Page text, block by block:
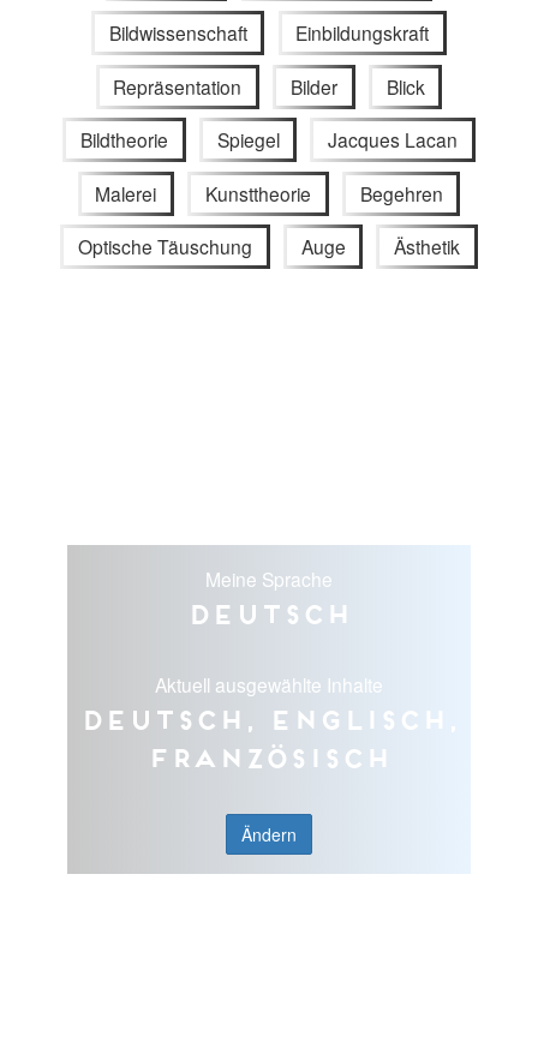
Bildwissenschaft Einbildungskraft
Repräsentation Bilder Blick
Bildtheorie Spiegel Jacques Lacan
Malerei Kunsttheorie Begehren
Optische Täuschung Auge Ästhetik
Meine Sprache
Deutsch
Aktuell ausgewählte Inhalte
Deutsch, Englisch,
Französisch
Ändern